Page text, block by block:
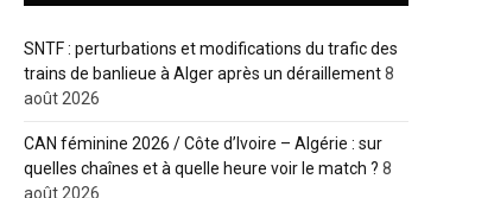
SNTF : perturbations et modifications du trafic des
trains de banlieue à Alger après un déraillement8
août 2026
CAN féminine 2026 / Côte d’Ivoire – Algérie : sur
quelles chaînes et à quelle heure voir le match ? 8
août 2026